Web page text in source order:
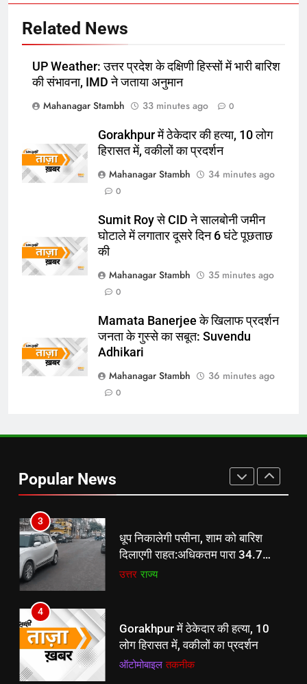
Related News
UP Weather: उत्तर प्रदेश के दक्षिणी हिस्सों में भारी बारिश
की संभावना, IMD ने जताया अनुमान
Mahanagar Stambh
33 minutes ago 0
Gorakhpur में ठेकेदार की हत्या, 10 लोग
हिरासत में, वकीलों का प्रदर्शन
Mahanagar Stambh
34 minutes ago
0
Sumit Roy से CID ने सालबोनी जमीन
घोटाले में लगातार दूसरे दिन 6 घंटे पूछताछ
की
Mahanagar Stambh
35 minutes ago
0
Mamata Banerjee के खिलाफ प्रदर्शन
जनता के गुस्से का सबूत: Suvendu
Adhikari
Mahanagar Stambh
36 minutes ago
0
Popular News
खुलासा, दो महीने पहले दोस्त ने भी दी थी
जान
उत्तर
6
Sumit Roy से CID ने सालबोनी जमीन
घोटाले में लगातार दूसरे दिन 6 घंटे पूछताछ
7
सुल्तानपुर में निकला जुलूस-ए-पचासा:रात
भर गूंजी या हुसैन की सदा; मौलाना अर्शी
खिलाफ डटे रहना
उत्तर राज्य
8
प्रदर्शन जनता के गुस्से का सबूत:
अपर पुलिस महानिदेशक ने कांवड़ियों को
बांटी जैकेट:हाथरस में कांवड़ यात्रा की
सुरक्षा व्यवस्था का निरीक्षण
उत्तर
हिस्सों में भारी बारिश की संभावना, IMD ने
3
धूप निकालेगी पसीना, शाम को बारिश
दिलाएगी राहत:अधिकतम पारा 34.7
पहुंचा, उमस व गर्मी से लोग हुए परेशान
उत्तर राज्य
4
Gorakhpur में ठेकेदार की हत्या, 10
लोग हिरासत में, वकीलों का प्रदर्शन
ऑटोमोबाइल तकनीक